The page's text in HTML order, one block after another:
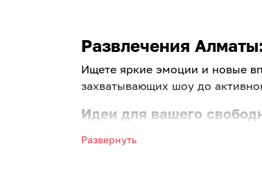
Развлечения
Ищете яркие эмоции и новые
захватывающих шоу до
Идеи для вашего
Больше не нужно долго думать,
Развернуть